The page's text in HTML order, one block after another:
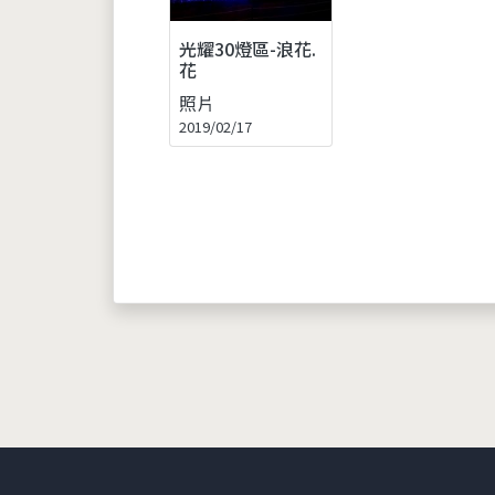
光耀30燈區-浪花.
花
照片
2019/02/17